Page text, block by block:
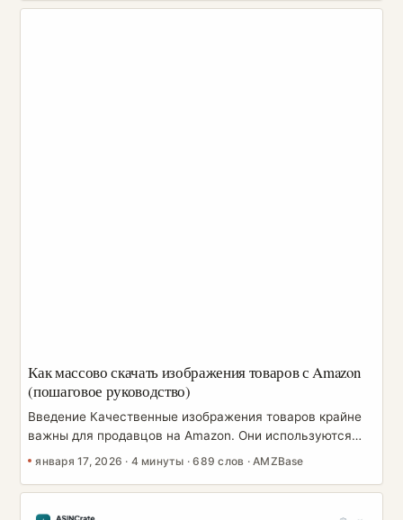
нехватке операционных навыков, а в отсутствии
Как массово скачать изображения товаров с Amazon
(пошаговое руководство)
Введение Качественные изображения товаров крайне
важны для продавцов на Amazon. Они используются
для оптимизации листингов, рекламных креативов,
анализа конкурентов и управления брендовыми
активами. Однако Amazon не предоставляет
официального способа массово скачивать изображения
января 17, 2026 · 4 минуты ·689 слов ·AMZBase